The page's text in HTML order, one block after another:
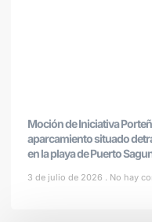
Moción de Iniciativa
aparcamiento situado
en la playa de Puerto
3 de julio de 2026 No hay